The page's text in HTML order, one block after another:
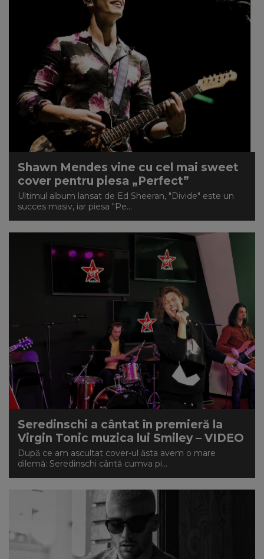
Shawn Mendes vine cu cel mai sweet
cover pentru piesa „Perfect”
Ultimul album lansat de Ed Sheeran, "Divide" este un
succes masiv, iar piesa "Pe...
Seredinschi a cântat în premieră la
Virgin Tonic muzica lui Smiley – VIDEO
După ce am ascultat cover-ul ăsta avem o mare
dilemă: Seredinschi cântă cumva pi...